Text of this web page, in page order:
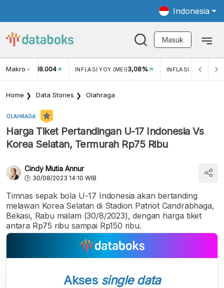
Indonesia
Masuk
Makro
USD/IDR 18.004 INFLASI YOY (MEI)3,08% INFLASI MOM (MEI)
Home Data Stories Olahraga
OLAHRAGA
Harga Tiket Pertandingan U-17 Indonesia Vs
Korea Selatan, Termurah Rp75 Ribu
Cindy Mutia Annur
30/08/2023 14:10 WIB
Timnas sepak bola U-17 Indonesia akan bertanding
melawan Korea Selatan di Stadion Patriot Candrabhaga,
Bekasi, Rabu malam (30/8/2023), dengan harga tiket
antara Rp75 ribu sampai Rp150 ribu.
Akses single data